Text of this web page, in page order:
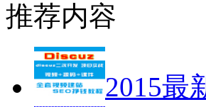
推荐内容
2015最